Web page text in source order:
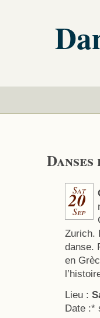
Sat
20
Sep
Zurich.
danse.
en
Lieu :
Date :*